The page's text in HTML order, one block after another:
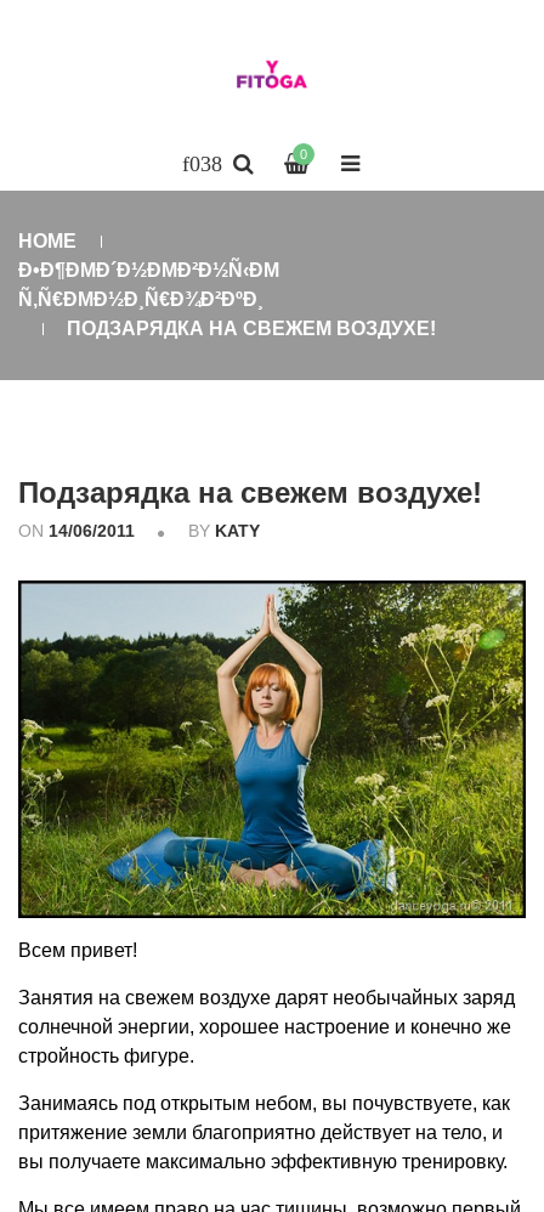
0
HOME
Ð•Ð¶ÐΜÐ´Ð½ÐΜÐ²Ð½Ñ‹ÐΜ
Ñ‚Ñ€ÐΜÐ½Ð¸Ñ€Ð¾Ð²ÐºÐ¸
ПОДЗАРЯДКА НА СВЕЖЕМ ВОЗДУХЕ!
Подзарядка на свежем воздухе!
ON 14/06/2011 BY KATY
Всем привет!
Занятия на свежем воздухе дарят необычайных заряд
солнечной энергии, хорошее настроение и конечно же
стройность фигуре.
Занимаясь под открытым небом, вы почувствуете, как
притяжение земли благоприятно действует на тело, и
вы получаете максимально эффективную тренировку.